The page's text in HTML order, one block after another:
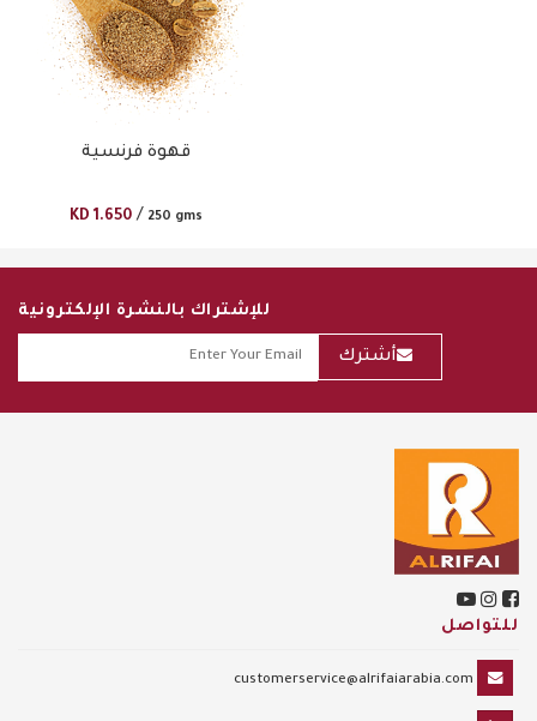
قهوة فرنسية
KD 1.650 / 250 gms
للإشتراك بالنشرة الإلكترونية
أشترك
للتواصل
customerservice@alrifaiarabia.com